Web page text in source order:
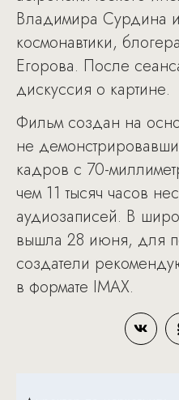
Владимира Сурдина
космонавтики,
Егорова. После
дискуссия о картине.
Фильм создан на
не
кадров с 70-
чем 11 тысяч часов
аудиозаписей. В
вышла 28 июня, для
создатели
в формате IMAX.